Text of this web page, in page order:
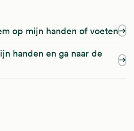
op mijn handen of voeten
handen en ga naar de